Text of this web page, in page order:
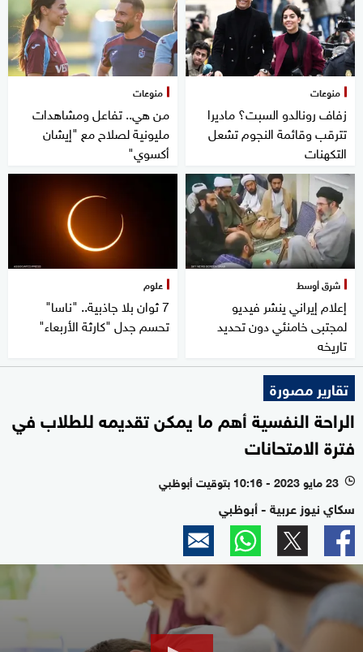
منوعات
زفاف رونالدو السبت؟ ماديرا
تترقب وقائمة النجوم تشعل
التكهنات
منوعات
من هي.. تفاعل ومشاهدات
مليونية لصلاح مع "إيشان
أكسوي"
شرق أوسط
إعلام إيراني ينشر فيديو
لمجتبى خامنئي دون تحديد
تاريخه
علوم
7 ثوان بلا جاذبية.. "ناسا"
تحسم جدل "كارثة الأربعاء"
تقارير مصورة
الراحة النفسية أهم ما يمكن تقديمه للطلاب في
فترة الامتحانات
l 23 مايو 2023 - 10:16 بتوقيت أبوظبي
سكاي نيوز عربية - أبوظبي
seconds
of